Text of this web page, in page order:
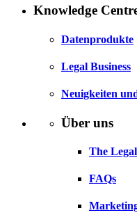
Knowledge
Datenprodukte
Legal Business
Neuigkeiten
Über uns
The
FAQs